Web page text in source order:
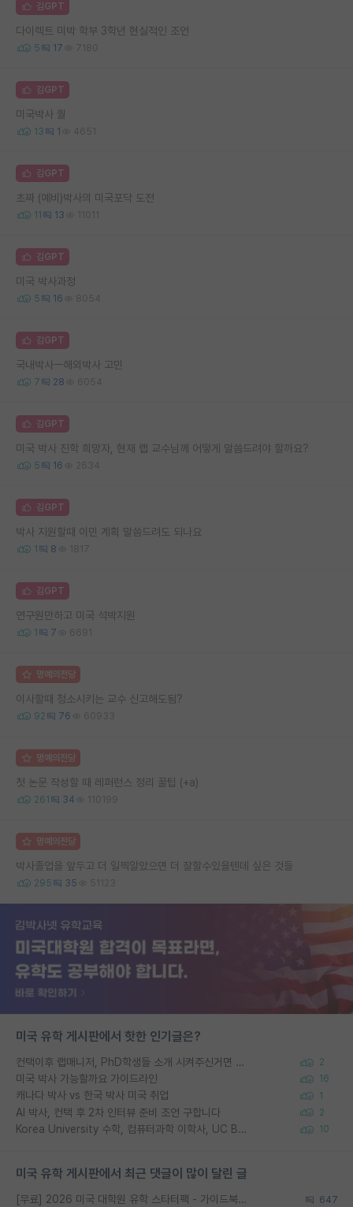
김GPT
다이렉트 미박 학부 3학년 현실적인 조언
5 17 7180
김GPT
미국박사 퀄
13 1 4651
김GPT
초짜 (예비)박사의 미국포닥 도전
11 13 11011
김GPT
미국 박사과정
5 16 8054
김GPT
국내박사ㅡ해외박사 고민
7 28 6054
김GPT
미국 박사 진학 희망자, 현재 랩 교수님께 어떻게 말씀드려야 할까요?
5 16 2634
김GPT
박사 지원할때 이민 계획 말씀드려도 되나요
1 8 1817
김GPT
연구원만하고 미국 석박지원
1 7 6691
명예의전당
이사할때 청소시키는 교수 신고해도됨?
92 76 60933
명예의전당
첫 논문 작성할 때 레퍼런스 정리 꿀팁 (+a)
261 34 110199
명예의전당
박사졸업을 앞두고 더 일찍알았으면 더 잘할수있을텐데 싶은 것들
295 35 51123
미국 유학 게시판에서 핫한 인기글은?
컨택이후 랩매니저, PhD학생들 소개 시켜주신거면 거의 컨펌에 가깝나요? 2
미국 박사 가능할까요 가이드라인 16
캐나다 박사 vs 한국 박사 미국 취업 1
AI 박사, 컨택 후 2차 인터뷰 준비 조언 구합니다 2
Korea University 수학, 컴퓨터과학 이학사, UC Berkeley 산업공학 대학원 공학박사가 되는 것은 쉽지 않겠죠? 10
미국 유학 게시판에서 최근 댓글이 많이 달린 글
[무료] 2026 미국 대학원 유학 스타터팩 - 가이드북 & 합격자 컨택메일 템플릿 647